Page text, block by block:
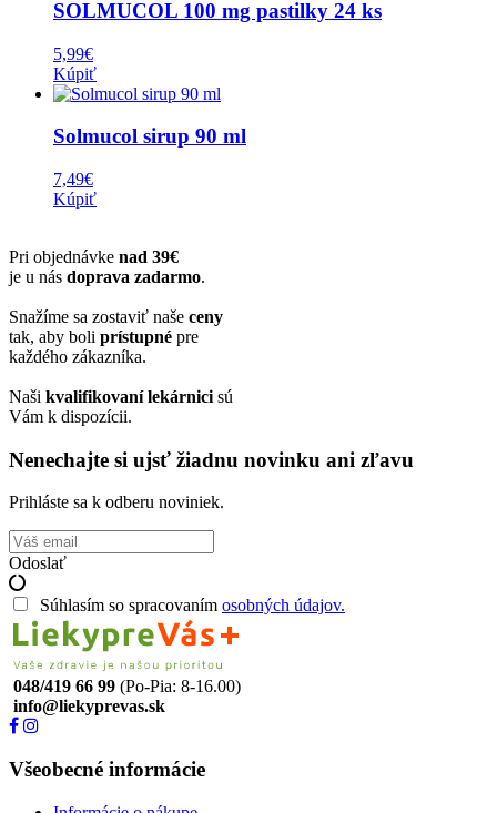
SOLMUCOL 100 mg pastilky 24 ks
5,99€
Kúpiť
Solmucol sirup 90 ml
7,49€
Kúpiť
Pri objednávke nad 39€
je u nás doprava zadarmo.
Snažíme sa zostaviť naše ceny
tak, aby boli prístupné pre
každého zákazníka.
Naši kvalifikovaní lekárnici sú
Vám k dispozícii.
Nenechajte si ujsť žiadnu novinku ani zľavu
Prihláste sa k odberu noviniek.
Odoslať
Súhlasím so spracovaním osobných údajov.
048/419 66 99 (Po-Pia: 8-16.00)
info@liekyprevas.sk
Všeobecné informácie